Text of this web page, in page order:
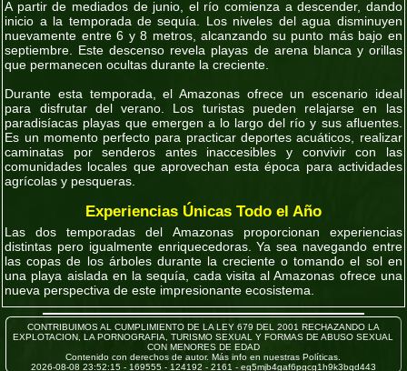
A partir de mediados de junio, el río comienza a descender, dando
inicio a la temporada de sequía. Los niveles del agua disminuyen
nuevamente entre 6 y 8 metros, alcanzando su punto más bajo en
septiembre. Este descenso revela playas de arena blanca y orillas
que permanecen ocultas durante la creciente.
Durante esta temporada, el Amazonas ofrece un escenario ideal
para disfrutar del verano. Los turistas pueden relajarse en las
paradisíacas playas que emergen a lo largo del río y sus afluentes.
Es un momento perfecto para practicar deportes acuáticos, realizar
caminatas por senderos antes inaccesibles y convivir con las
comunidades locales que aprovechan esta época para actividades
agrícolas y pesqueras.
Experiencias Únicas Todo el Año
Las dos temporadas del Amazonas proporcionan experiencias
distintas pero igualmente enriquecedoras. Ya sea navegando entre
las copas de los árboles durante la creciente o tomando el sol en
una playa aislada en la sequía, cada visita al Amazonas ofrece una
nueva perspectiva de este impresionante ecosistema.
CONTRIBUIMOS AL CUMPLIMIENTO DE LA LEY 679 DEL 2001 RECHAZANDO LA
EXPLOTACION, LA PORNOGRAFIA, TURISMO SEXUAL Y FORMAS DE ABUSO SEXUAL
CON MENORES DE EDAD
Contenido con derechos de autor. Más info en nuestras Políticas.
2026-08-08 23:52:15 - 169555 - 124192 - 2161 - eg5mjb4gaf6pgcg1h9k3bqd443